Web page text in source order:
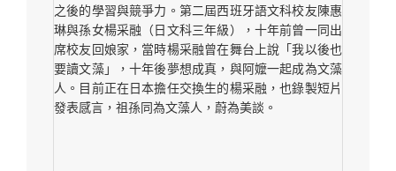
之後的學習與競爭力。第二屆西班牙語文科校友陳惠
琳與孫女楊采融（日文科三年級），十年前曾一同出
席校友回娘家，當時楊采融曾在舞台上說「我以後也
要讀文藻」，十年後夢想成真，與阿嬤一起成為文藻
人。目前正在日本擔任交換生的楊采融，也錄製短片
發表感言，祖孫同為文藻人，蔚為美談。